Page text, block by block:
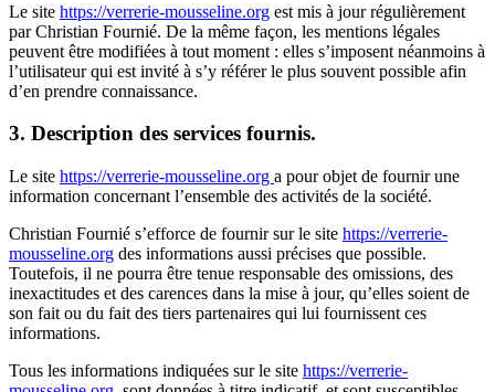
Le site https://verrerie-mousseline.org est mis à jour régulièrement
par Christian Fournié. De la même façon, les mentions légales
peuvent être modifiées à tout moment : elles s’imposent néanmoins à
l’utilisateur qui est invité à s’y référer le plus souvent possible afin
d’en prendre connaissance.
3. Description des services fournis.
Le site https://verrerie-mousseline.org a pour objet de fournir une
information concernant l’ensemble des activités de la société.
Christian Fournié s’efforce de fournir sur le site https://verrerie-
mousseline.org des informations aussi précises que possible.
Toutefois, il ne pourra être tenue responsable des omissions, des
inexactitudes et des carences dans la mise à jour, qu’elles soient de
son fait ou du fait des tiers partenaires qui lui fournissent ces
informations.
Tous les informations indiquées sur le site https://verrerie-